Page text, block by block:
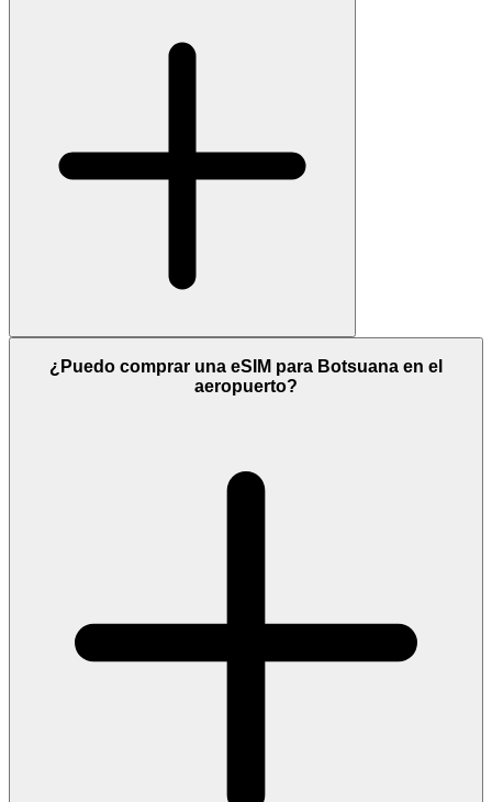
¿Puedo comprar una eSIM para Botsuana en el
aeropuerto?